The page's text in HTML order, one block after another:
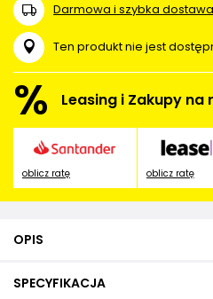
Darmowa i szybka dostawa
Ten produkt nie jest
% Leasing i Zakupy na
oblicz ratę oblicz ratę
OPIS
SPECYFIKACJA